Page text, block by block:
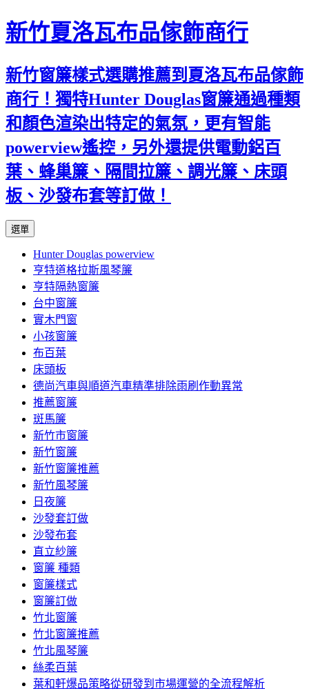
新竹夏洛瓦布品傢飾商行
新竹窗簾樣式選購推薦到夏洛瓦布品傢飾
商行！獨特Hunter Douglas窗簾通過種類
和顏色渲染出特定的氣氛，更有智能
powerview遙控，另外還提供電動鋁百
葉、蜂巢簾、隔間拉簾、調光簾、床頭
板、沙發布套等訂做！
選單
內
容
Hunter Douglas powerview
亨特道格拉斯風琴簾
亨特隔熱窗簾
台中窗簾
實木門窗
小孩窗簾
布百葉
床頭板
德尚汽車與順道汽車精準排除雨刷作動異常
推薦窗簾
斑馬簾
新竹市窗簾
新竹窗簾
新竹窗簾推薦
新竹風琴簾
日夜簾
沙發套訂做
沙發布套
直立紗簾
窗簾 種類
窗簾樣式
窗簾訂做
竹北窗簾
竹北窗簾推薦
竹北風琴簾
絲柔百葉
葉和軒爆品策略從研發到市場運營的全流程解析